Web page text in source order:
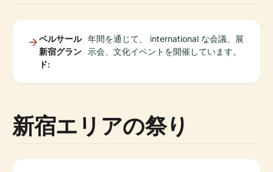
ベルサール
新宿グラン
ド:
年間を通じて、 international な会議、展
示会、文化イベントを開催しています。
新宿エリアの祭り